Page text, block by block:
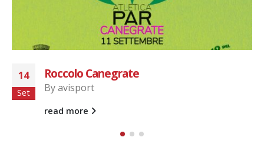
14
Lug
Isola dei Pescatori
Byavisport
Isola dei Pescatori 14.07.2026